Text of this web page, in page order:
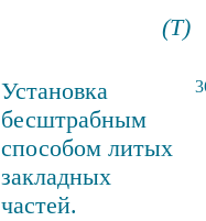
(Т)
Установка
бесштрабным
способом литых
закладных
частей.